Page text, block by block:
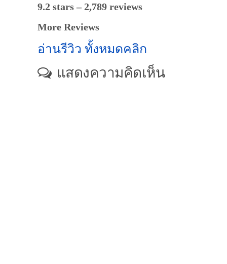
9.2 stars – 2,789 reviews
More Reviews
อ่านรีวิว ทั้งหมดคลิก
แสดงความคิดเห็น